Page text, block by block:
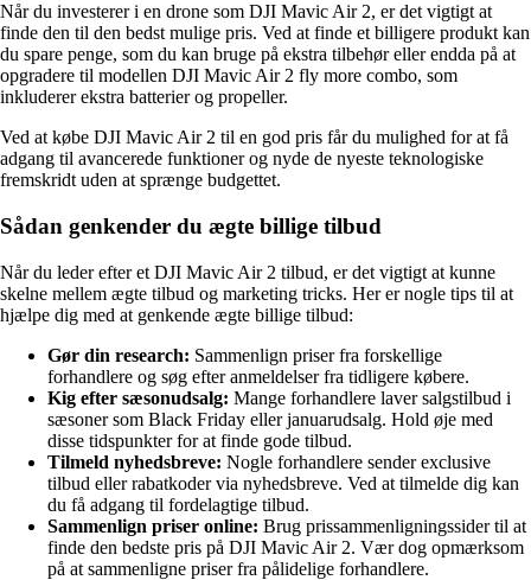
Når du investerer i en drone som DJI Mavic Air 2, er det vigtigt at
finde den til den bedst mulige pris. Ved at finde et billigere produkt kan
du spare penge, som du kan bruge på ekstra tilbehør eller endda på at
opgradere til modellen DJI Mavic Air 2 fly more combo, som
inkluderer ekstra batterier og propeller.
Ved at købe DJI Mavic Air 2 til en god pris får du mulighed for at få
adgang til avancerede funktioner og nyde de nyeste teknologiske
fremskridt uden at sprænge budgettet.
Sådan genkender du ægte billige tilbud
Når du leder efter et DJI Mavic Air 2 tilbud, er det vigtigt at kunne
skelne mellem ægte tilbud og marketing tricks. Her er nogle tips til at
hjælpe dig med at genkende ægte billige tilbud:
Gør din research: Sammenlign priser fra forskellige
forhandlere og søg efter anmeldelser fra tidligere købere.
Kig efter sæsonudsalg: Mange forhandlere laver salgstilbud i
sæsoner som Black Friday eller januarudsalg. Hold øje med
disse tidspunkter for at finde gode tilbud.
Tilmeld nyhedsbreve: Nogle forhandlere sender exclusive
tilbud eller rabatkoder via nyhedsbreve. Ved at tilmelde dig kan
du få adgang til fordelagtige tilbud.
Sammenlign priser online: Brug prissammenligningssider til at
finde den bedste pris på DJI Mavic Air 2. Vær dog opmærksom
på at sammenligne priser fra pålidelige forhandlere.